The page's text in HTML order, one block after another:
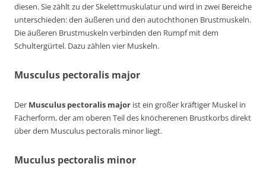
diesen. Sie zählt zu der Skelettmuskulatur und wird in zwei Bereiche
unterschieden: den äußeren und den autochthonen Brustmuskeln.
Die äußeren Brustmuskeln verbinden den Rumpf mit dem
Schultergürtel. Dazu zählen vier Muskeln.
Musculus pectoralis major
Der Musculus pectoralis major ist ein großer kräftiger Muskel in
Fächerform, der am oberen Teil des knöcherenen Brustkorbs direkt
über dem Musculus pectoralis minor liegt.
Muculus pectoralis minor